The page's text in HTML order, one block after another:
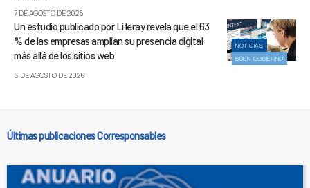
7 DE AGOSTO DE 2026
NOTICIAS
BUEN GOBIERNO
Un estudio publicado por Liferay revela que el 63
% de las empresas amplían su presencia digital
más allá de los sitios web
6 DE AGOSTO DE 2026
Últimas publicaciones Corresponsables